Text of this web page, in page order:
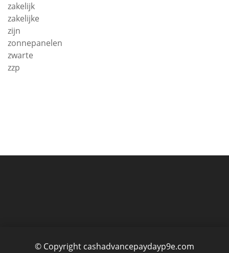
zakelijk
zakelijke
zijn
zonnepanelen
zwarte
zzp
© Copyright cashadvancepaydayp9e.com